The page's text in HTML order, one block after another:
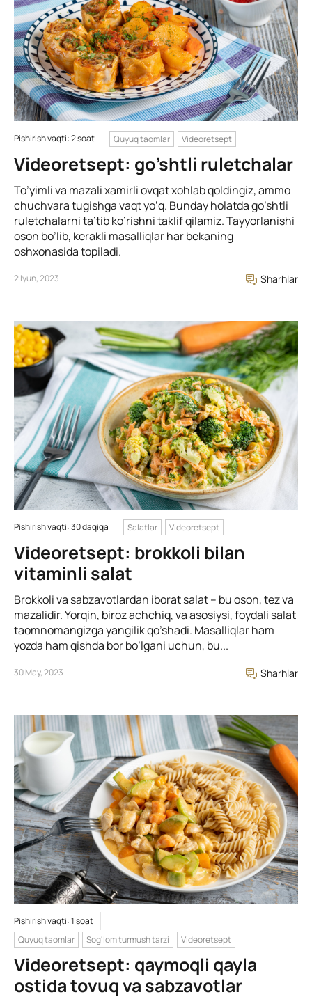
Pishirish vaqti: 2 soat Quyuq taomlar Videoretsept
Videoretsept: go’shtli ruletchalar
To’yimli va mazali xamirli ovqat xohlab qoldingiz, ammo
chuchvara tugishga vaqt yo’q. Bunday holatda go’shtli
ruletchalarni ta’tib ko’rishni taklif qilamiz. Tayyorlanishi
oson bo’lib, kerakli masalliqlar har bekaning
oshxonasida topiladi.
2 Iyun, 2023 Sharhlar
Pishirish vaqti: 30 daqiqa Salatlar Videoretsept
Videoretsept: brokkoli bilan
vitaminli salat
Brokkoli va sabzavotlardan iborat salat – bu oson, tez va
mazalidir. Yorqin, biroz achchiq, va asosiysi, foydali salat
taomnomangizga yangilik qo’shadi. Masalliqlar ham
yozda ham qishda bor bo’lgani uchun, bu...
30 May, 2023 Sharhlar
Pishirish vaqti: 1 soat
Quyuq taomlar
Sog'lom turmush tarzi Videoretsept
Videoretsept: qaymoqli qayla
ostida tovuq va sabzavotlar